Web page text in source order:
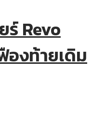
ร์ Revo
องท้ายเดิม